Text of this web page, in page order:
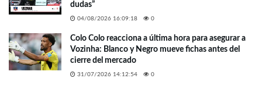
dudas”
04/08/2026 16:09:18 0
Colo Colo reacciona a última hora para asegurar a
Vozinha: Blanco y Negro mueve fichas antes del
cierre del mercado
31/07/2026 14:12:54 0